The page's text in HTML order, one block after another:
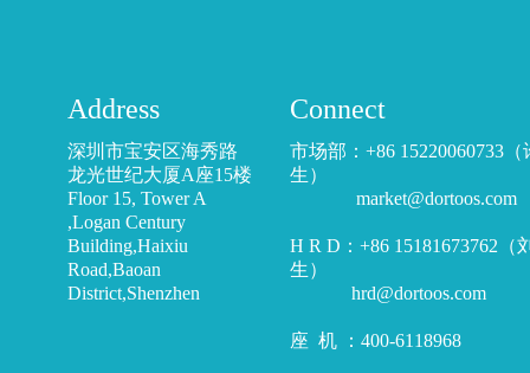
Address
深圳市宝安区海秀路
龙光世纪大厦A座15楼
Floor 15, Tower A
,Logan Century
Building,Haixiu
Road,Baoan
District,Shenzhen
Connect
市场部：+86 15220060733（
生）
market@dortoos.com
H R D：+86 15181673762（
生）
hrd@dortoos.com
座 机 ：400-6118968